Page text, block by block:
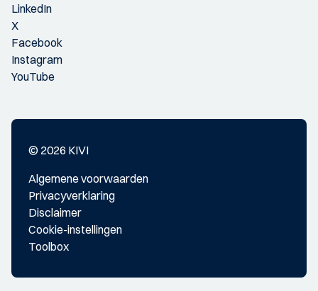
LinkedIn
X
Facebook
Instagram
YouTube
© 2026 KIVI
Algemene voorwaarden
Privacyverklaring
Disclaimer
Cookie-instellingen
Toolbox